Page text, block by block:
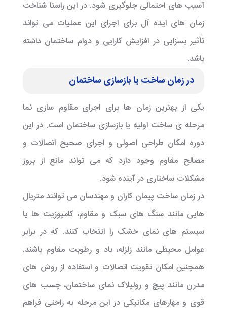
آسیب های احتمالی جلوگیری شود. در این راستا شناخت
زمان های ایده آل برای اجرای این عملیات می تواند
تأثیر بسزایی در افزایش کارایی و دوام ساختمان داشته
باشد.
در زمان ساخت یا بازسازی ساختمان
یکی از بهترین زمان ها برای اجرای مقاوم سازی نما
مرحله ی ساخت اولیه یا بازسازی ساختمان است. در این
دوره امکان طراحی اصولی و اجرای صحیح اتصالات و
مصالح مقاوم وجود دارد که می تواند مانع از بروز
مشکلات ساختاری در آینده شود.
در زمان ساخت پیمان کاران و مهندسان می توانند متریال
هایی مانند سنگ های سبک و مقاوم، کامپوزیت ها یا
سیستم های نمای خشک را انتخاب کنند. که در برابر
عوامل محیطی مانند زلزله، باد و رطوبت مقاوم باشند.
همچنین امکان تقویت اتصالات و استفاده از روش های
مدرن مانند پیچ و رولپلاک نمای ساختمان، چسب های
قوی و مهارهای مکانیکی در این مرحله به راحتی فراهم